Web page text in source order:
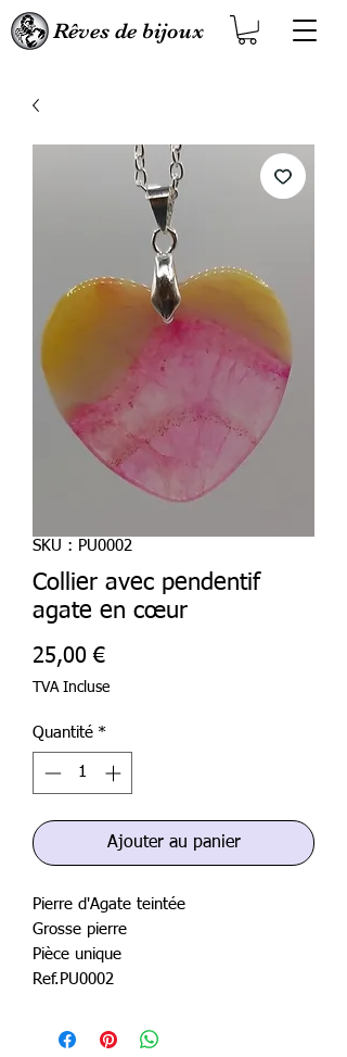
Rêves de bijoux
SKU : PU0002
Collier avec pendentif
agate en cœur
25,00 €Prix
TVA Incluse
Quantité *
Ajouter au panier
Pierre d'Agate teintée
Grosse pierre
Pièce unique
Ref.PU0002